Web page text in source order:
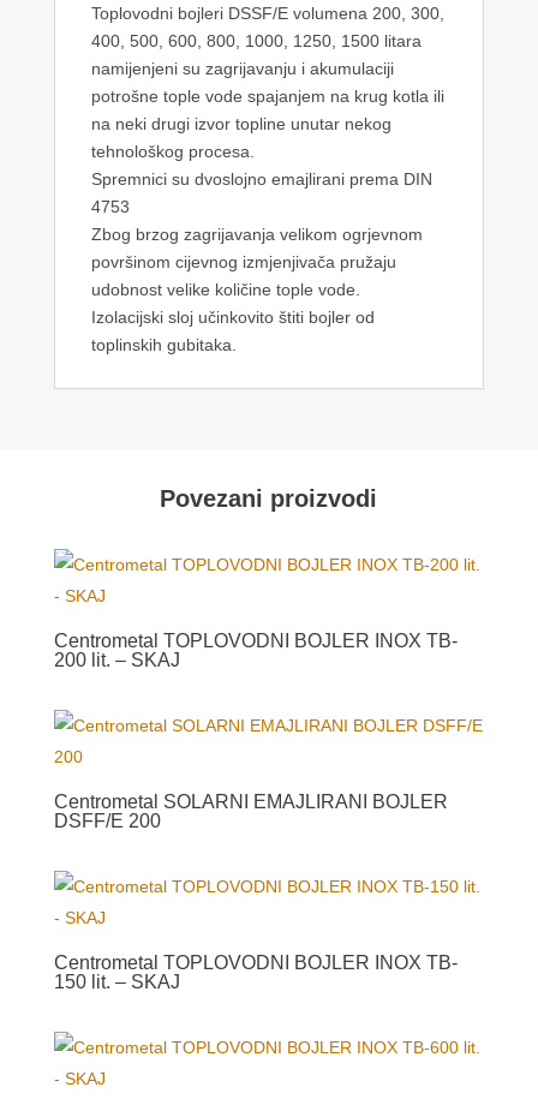
Toplovodni bojleri DSSF/E volumena 200, 300,
400, 500, 600, 800, 1000, 1250, 1500 litara
namijenjeni su zagrijavanju i akumulaciji
potrošne tople vode spajanjem na krug kotla ili
na neki drugi izvor topline unutar nekog
tehnološkog procesa.
Spremnici su dvoslojno emajlirani prema DIN
4753
Zbog brzog zagrijavanja velikom ogrjevnom
površinom cijevnog izmjenjivača pružaju
udobnost velike količine tople vode.
Izolacijski sloj učinkovito štiti bojler od
toplinskih gubitaka.
Povezani proizvodi
Centrometal TOPLOVODNI BOJLER INOX TB-
200 lit. – SKAJ
Centrometal SOLARNI EMAJLIRANI BOJLER
DSFF/E 200
Centrometal TOPLOVODNI BOJLER INOX TB-
150 lit. – SKAJ